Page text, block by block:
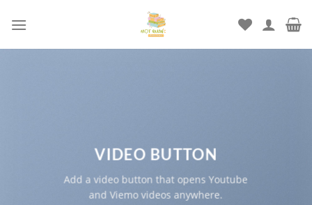
đến
VIDEO BUTTON
Add a video button that opens Youtube
and Viemo videos anywhere.